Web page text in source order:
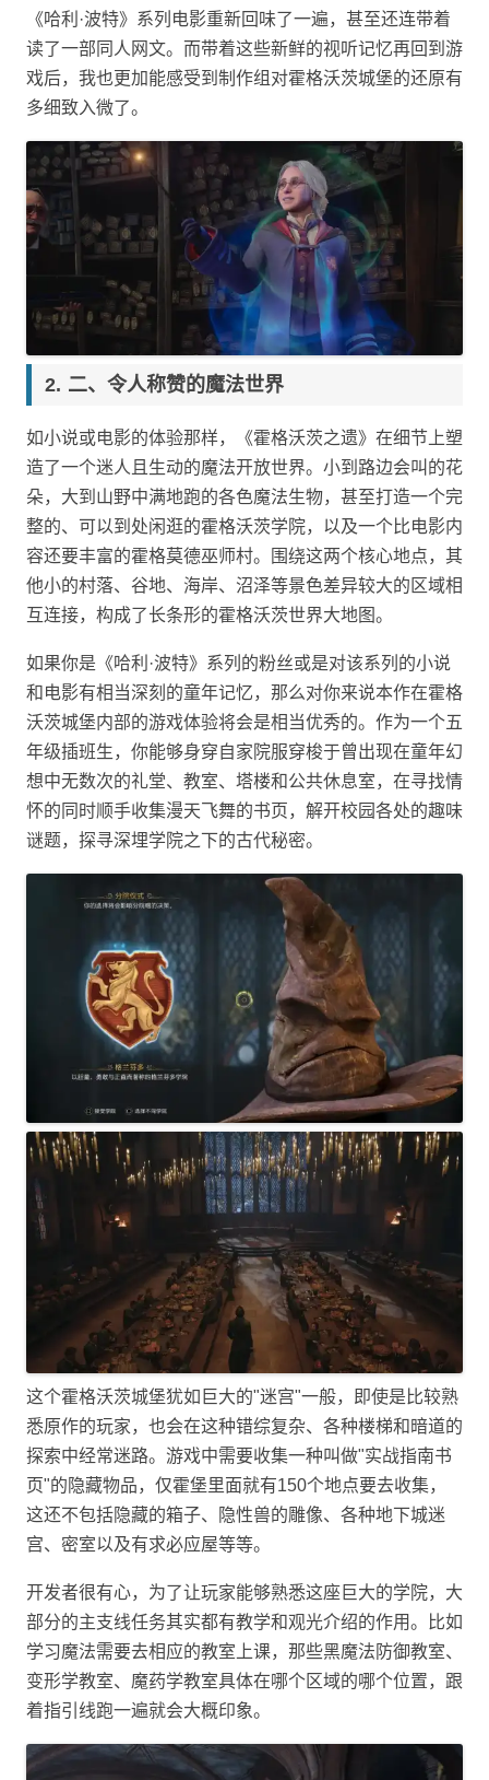
《哈利·波特》系列电影重新回味了一遍，甚至还连带着
读了一部同人网文。而带着这些新鲜的视听记忆再回到游
戏后，我也更加能感受到制作组对霍格沃茨城堡的还原有
多细致入微了。
二、令人称赞的魔法世界
如小说或电影的体验那样，《霍格沃茨之遗》在细节上塑
造了一个迷人且生动的魔法开放世界。小到路边会叫的花
朵，大到山野中满地跑的各色魔法生物，甚至打造一个完
整的、可以到处闲逛的霍格沃茨学院，以及一个比电影内
容还要丰富的霍格莫德巫师村。围绕这两个核心地点，其
他小的村落、谷地、海岸、沼泽等景色差异较大的区域相
互连接，构成了长条形的霍格沃茨世界大地图。
如果你是《哈利·波特》系列的粉丝或是对该系列的小说
和电影有相当深刻的童年记忆，那么对你来说本作在霍格
沃茨城堡内部的游戏体验将会是相当优秀的。作为一个五
年级插班生，你能够身穿自家院服穿梭于曾出现在童年幻
想中无数次的礼堂、教室、塔楼和公共休息室，在寻找情
怀的同时顺手收集漫天飞舞的书页，解开校园各处的趣味
谜题，探寻深埋学院之下的古代秘密。
这个霍格沃茨城堡犹如巨大的"迷宫"一般，即使是比较熟
悉原作的玩家，也会在这种错综复杂、各种楼梯和暗道的
探索中经常迷路。游戏中需要收集一种叫做"实战指南书
页"的隐藏物品，仅霍堡里面就有150个地点要去收集，
这还不包括隐藏的箱子、隐性兽的雕像、各种地下城迷
宫、密室以及有求必应屋等等。
开发者很有心，为了让玩家能够熟悉这座巨大的学院，大
部分的主支线任务其实都有教学和观光介绍的作用。比如
学习魔法需要去相应的教室上课，那些黑魔法防御教室、
变形学教室、魔药学教室具体在哪个区域的哪个位置，跟
着指引线跑一遍就会大概印象。